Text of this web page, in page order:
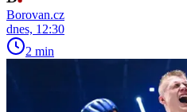
Borovan.cz
dnes, 12:30
2 min